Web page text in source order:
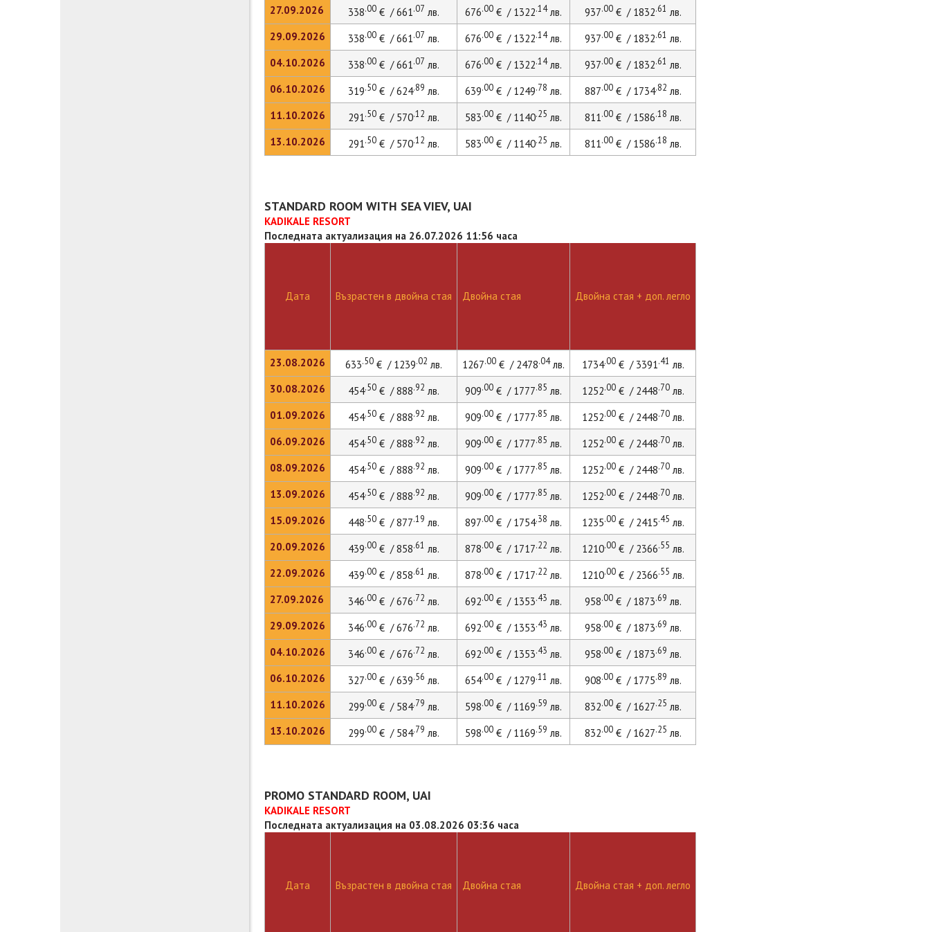
27.09.2026
29.09.2026
04.10.2026
06.10.2026
11.10.2026
13.10.2026
338.00 € / 661.07 лв. 676.00 € / 1322.14лв. 937.00€ / 1832.61 лв.
338.00 € / 661.07 лв. 676.00 € / 1322.14лв. 937.00€ / 1832.61 лв.
338.00 € / 661.07 лв. 676.00 € / 1322.14лв. 937.00€ / 1832.61 лв.
319.50 € / 624.89 лв. 639.00 € / 1249.78 лв. 887.00€ / 1734.82 лв.
291.50 € / 570.12 лв. 583.00 € / 1140.25 лв. 811.00€ / 1586.18 лв.
291.50 € / 570.12 лв. 583.00 € / 1140.25 лв. 811.00€ / 1586.18 лв.
STANDARD ROOM WITH SEA VIEV, UAI
KADIKALE RESORT
Последната актуализация на 26.07.2026 11:56 часа
Дата
23.08.2026
30.08.2026
01.09.2026
06.09.2026
08.09.2026
13.09.2026
15.09.2026
20.09.2026
22.09.2026
27.09.2026
29.09.2026
04.10.2026
06.10.2026
11.10.2026
13.10.2026
Възрастен в двойна стая Двойна стая Двойна стая + доп. легло
633.50 € / 1239.02 лв. 1267.00 € / 2478.04лв. 1734.00€ / 3391.41 лв.
454.50 € / 888.92 лв. 909.00 € / 1777.85 лв. 1252.00€ / 2448.70лв.
454.50 € / 888.92 лв. 909.00 € / 1777.85 лв. 1252.00€ / 2448.70лв.
454.50 € / 888.92 лв. 909.00 € / 1777.85 лв. 1252.00€ / 2448.70лв.
454.50 € / 888.92 лв. 909.00 € / 1777.85 лв. 1252.00€ / 2448.70лв.
454.50 € / 888.92 лв. 909.00 € / 1777.85 лв. 1252.00€ / 2448.70лв.
448.50 € / 877.19 лв. 897.00 € / 1754.38 лв. 1235.00€ / 2415.45 лв.
439.00 € / 858.61 лв. 878.00 € / 1717.22 лв. 1210.00€ / 2366.55 лв.
439.00 € / 858.61 лв. 878.00 € / 1717.22 лв. 1210.00€ / 2366.55 лв.
346.00 € / 676.72 лв. 692.00 € / 1353.43 лв. 958.00€ / 1873.69 лв.
346.00 € / 676.72 лв. 692.00 € / 1353.43 лв. 958.00€ / 1873.69 лв.
346.00 € / 676.72 лв. 692.00 € / 1353.43 лв. 958.00€ / 1873.69 лв.
327.00 € / 639.56 лв. 654.00 € / 1279.11 лв. 908.00€ / 1775.89 лв.
299.00 € / 584.79 лв. 598.00 € / 1169.59 лв. 832.00€ / 1627.25 лв.
299.00 € / 584.79 лв. 598.00 € / 1169.59 лв. 832.00€ / 1627.25 лв.
PROMO STANDARD ROOM, UAI
KADIKALE RESORT
Последната актуализация на 03.08.2026 03:36 часа
Дата Възрастен в двойна стая Двойна стая Двойна стая + доп. легло